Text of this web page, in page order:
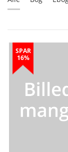
SPAR
16%